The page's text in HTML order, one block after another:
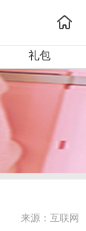
礼包
来源：互联网